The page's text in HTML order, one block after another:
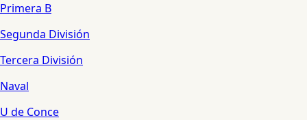
Primera B
Segunda División
Tercera División
Naval
U de Conce